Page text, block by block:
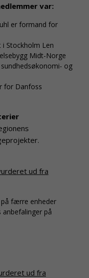
var:
er formand for
Stockholm Len
Midt-Norge
og
for Danfoss
ud fra
på færre enheder
anbefalinger på
ud fra